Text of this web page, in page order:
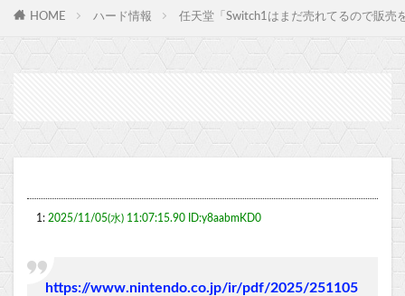
HOME ハード情報 任天堂「Switch1はまだ売れてるので販売
1: 2025/11/05(水) 11:07:15.90 ID:y8aabmKD0
https://www.nintendo.co.jp/ir/pdf/2025/251105